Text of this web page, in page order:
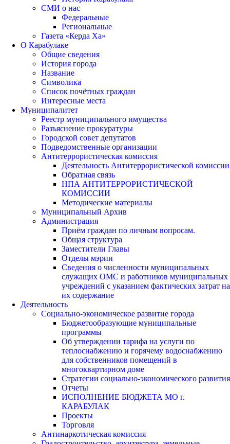
СМИ о нас
Федеральные
Региональные
Газета «Керда Ха»
О Карабулаке
Общие сведения
История города
Название
Символика
Список почётных граждан
Интересные места
Муниципалитет
Реестр муниципального имущества
Разъяснение прокуратуры
Городской совет депутатов
Подведомственные организации
Антитеррористическая комиссия
Деятельность Антитеррористической комиссии
Обратная связь
НПА АНТИТЕРРОРИСТИЧЕСКОЙ
КОМИССИИ
Методические материалы
Муниципальный Архив
Администрация
Приём граждан по личным вопросам.
Общая структура
Заместители Главы
Отделы мэрии
Сведения о численности муниципальных
служащих ОМС и работников муниципальных
учреждений с указанием фактических затрат на
их содержание
Деятельность
Социально-экономическое развитие города
Бюджетообразующие муниципальные
программы
Об утверждении тарифа на услуги по
теплоснабжению и горячему водоснабжению
для собственников помещений в
многоквартирном доме
Стратегии социально-экономического развития
Отчеты
ИСПОЛНЕНИЕ БЮДЖЕТА МО г.
КАРАБУЛАК
Проекты
Торговля
Антинаркотическая комиссия